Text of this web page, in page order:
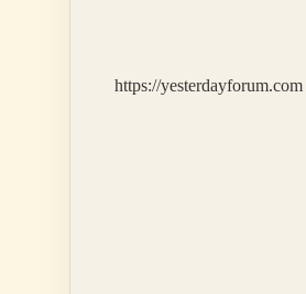
https://yesterdayforum.com